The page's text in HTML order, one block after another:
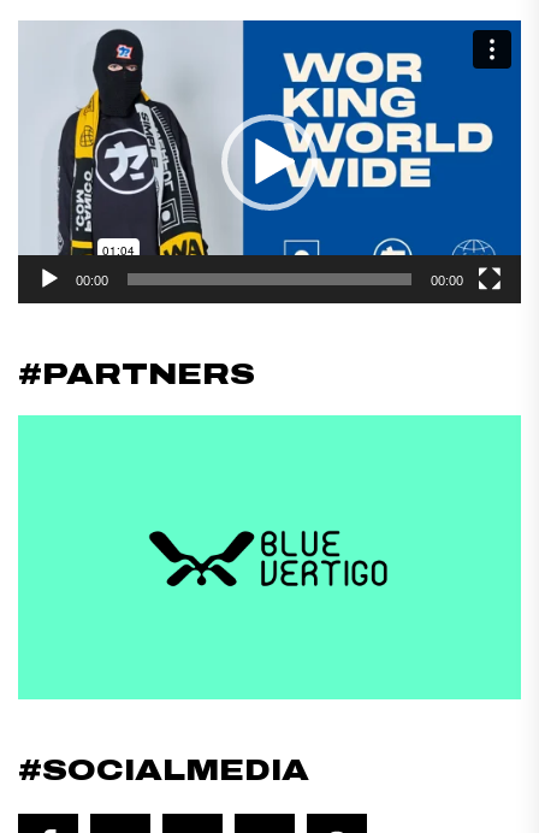
Reproductor
00:00 00:00
#PARTNERS
#SOCIALMEDIA